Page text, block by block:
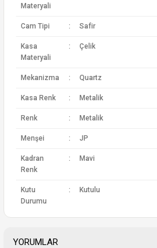
Materyali
Cam Tipi : Safir
Kasa
Materyali
: Çelik
Mekanizma : Quartz
Kasa Renk : Metalik
Renk : Metalik
Menşei : JP
Kadran
Renk
: Mavi
Kutu
Durumu
: Kutulu
YORUMLAR